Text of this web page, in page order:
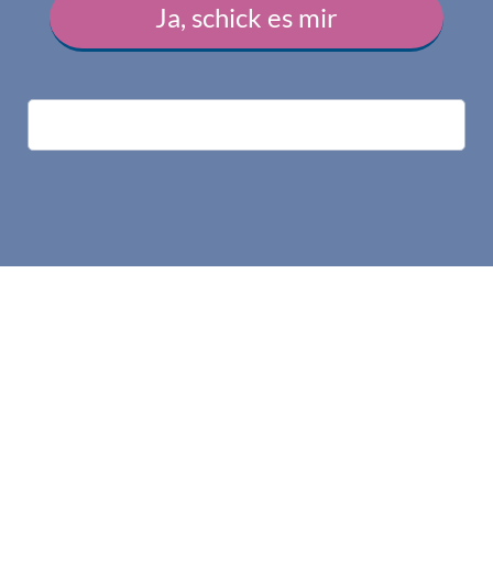
Ja, schick es mir